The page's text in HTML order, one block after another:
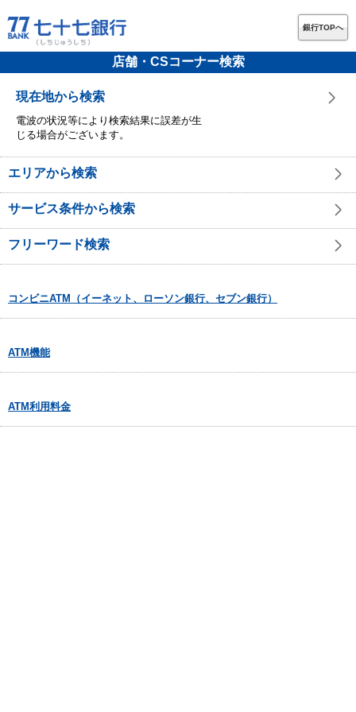
銀行TOPへ
店舗・CSコーナー検索
現在地から検索
電波の状況等により検索結果に誤差が生
じる場合がございます。
エリアから検索
サービス条件から検索
フリーワード検索
コンビニATM（イーネット、ローソン銀行、セブン銀行）
ATM機能
ATM利用料金